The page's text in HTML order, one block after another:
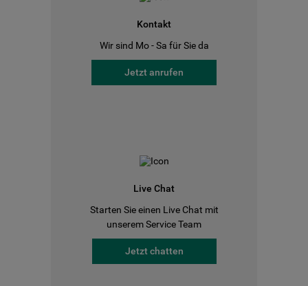
Kontakt
Wir sind Mo - Sa für Sie da
Jetzt anrufen
Live Chat
Starten Sie einen Live Chat mit
unserem Service Team
Jetzt chatten